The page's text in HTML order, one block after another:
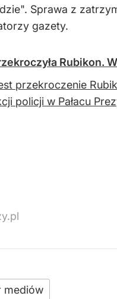
Sprawa z
gazety.
Rubikon.
przekroczenie
policji w Pałacu
mediów